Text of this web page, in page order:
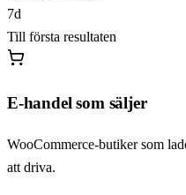
7d
Till första resultaten
E-handel som säljer
WooCommerce-butiker som
att driva.